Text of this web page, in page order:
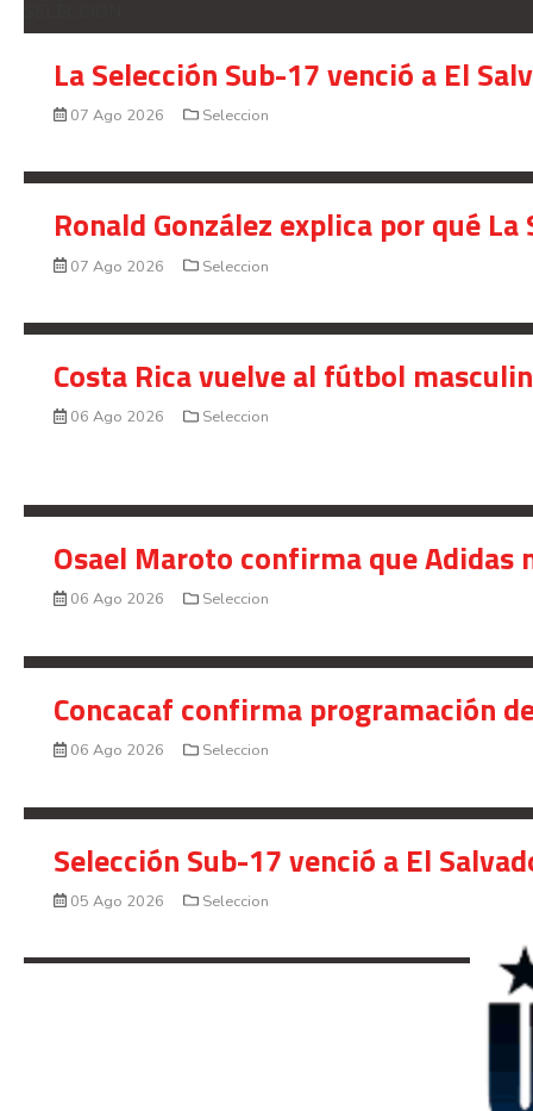
La Selección Sub-17 venció a El
07 Ago 2026 Seleccion
Ronald González explica por qué
07 Ago 2026 Seleccion
Costa Rica vuelve al fútbol
06 Ago 2026 Seleccion
Osael Maroto confirma que Adidas
06 Ago 2026 Seleccion
Concacaf confirma programación
06 Ago 2026 Seleccion
Selección Sub-17 venció a El
05 Ago 2026 Seleccion